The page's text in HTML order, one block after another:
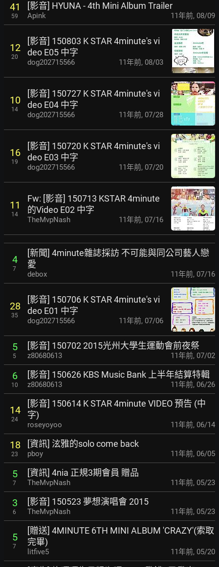
41
59
[影音] HYUNA - 4th Mini Album Trailer
Apink 11年前, 08/09
12
20
[影音] 150803 K STAR 4minute's vi
deo E05 中字
dog202715566 11年前, 08/03
10
14
[影音] 150727 K STAR 4minute's vi
deo E04 中字
dog202715566 11年前, 07/28
16
19
[影音] 150720 K STAR 4minute's vi
deo E03 中字
dog202715566 11年前, 07/20
11
14
Fw: [影音] 150713 KSTAR 4minute
的Video E02 中字
TheMvpNash 11年前, 07/16
4
7
[新聞] 4minute雜誌採訪 不可能與同公司藝人戀
愛
debox 11年前, 07/16
28
35
[影音] 150706 K STAR 4minute's vi
deo E01 中字
dog202715566 11年前, 07/06
5
5
[影音] 150702 2015光州大學生運動會前夜祭
z80680613 11年前, 07/02
6
10
[影音] 150626 KBS Music Bank 上半年結算特輯
z80680613 11年前, 06/26
14
24
[影音] 150614 K STAR 4minute VIDEO 預告 (中
字)
roseyoyoo 11年前, 06/14
18
23
[資訊] 泫雅的solo come back
pboy 11年前, 06/05
5
7
[資訊] 4nia 正規3期會員 贈品
TheMvpNash 11年前, 05/23
3
6
[影音] 150523 夢想演唱會 2015
TheMvpNash 11年前, 05/23
5
7
[贈送] 4MINUTE 6TH MINI ALBUM 'CRAZY'(索取
完畢)
litfive5 11年前, 05/20